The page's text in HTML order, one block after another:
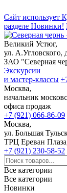
Сайт использует
разделе Новинки!
Великий Устюг,
ул. А.Угловского,
ЗАО "Северная
Экскурсии
и мастер-классы
Москва,
начальник
офиса продаж
+7 (921) 066-86-09
Москва,
ул. Большая
ТРЦ Ереван
+7 (921) 230-58-52
Все категории
Все категории
Новинки